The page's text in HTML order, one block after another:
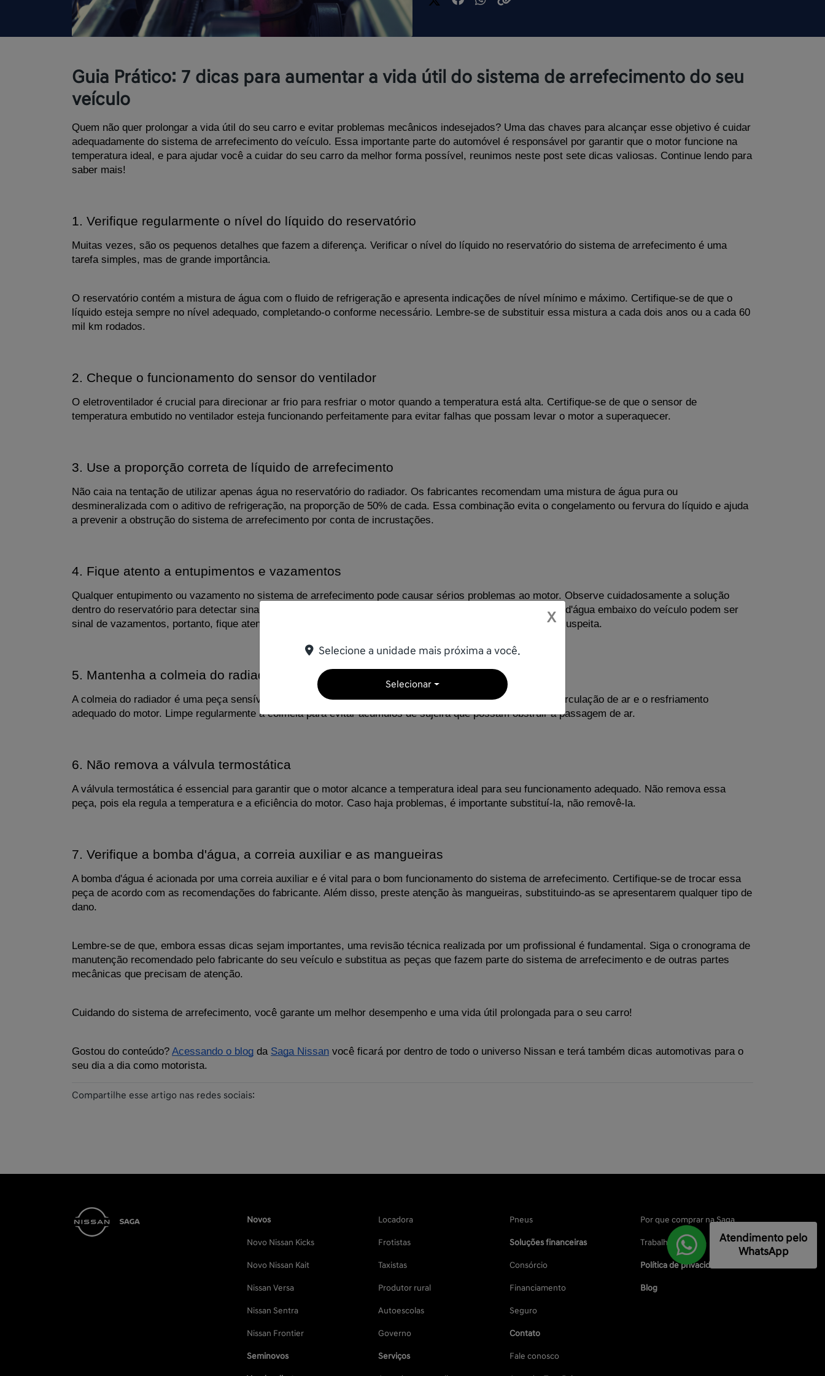
Guia Prático: 7 dicas para aumentar a vida útil do sistema de arrefecimento do seu
veículo
Quem não quer prolongar a vida útil do seu carro e evitar problemas mecânicos indesejados? Uma das chaves para alcançar esse objetivo é cuidar
adequadamente do sistema de arrefecimento do veículo. Essa importante parte do automóvel é responsável por garantir que o motor funcione na
temperatura ideal, e para ajudar você a cuidar do seu carro da melhor forma possível, reunimos neste post sete dicas valiosas. Continue lendo para
saber mais!
1. Verifique regularmente o nível do líquido do reservatório
Muitas vezes, são os pequenos detalhes que fazem a diferença. Verificar o nível do líquido no reservatório do sistema de arrefecimento é uma
tarefa simples, mas de grande importância.
O reservatório contém a mistura de água com o fluido de refrigeração e apresenta indicações de nível mínimo e máximo. Certifique-se de que o
líquido esteja sempre no nível adequado, completando-o conforme necessário. Lembre-se de substituir essa mistura a cada dois anos ou a cada 60
mil km rodados.
2. Cheque o funcionamento do sensor do ventilador
O eletroventilador é crucial para direcionar ar frio para resfriar o motor quando a temperatura está alta. Certifique-se de que o sensor de
temperatura embutido no ventilador esteja funcionando perfeitamente para evitar falhas que possam levar o motor a superaquecer.
3. Use a proporção correta de líquido de arrefecimento
Não caia na tentação de utilizar apenas água no reservatório do radiador. Os fabricantes recomendam uma mistura de água pura ou
desmineralizada com o aditivo de refrigeração, na proporção de 50% de cada. Essa combinação evita o congelamento ou fervura do líquido e ajuda
a prevenir a obstrução do sistema de arrefecimento por conta de incrustações.
4. Fique atento a entupimentos e vazamentos
Qualquer entupimento ou vazamento no sistema de arrefecimento pode causar sérios problemas ao motor. Observe cuidadosamente a solução
dentro do reservatório para detectar sinais de ferrugem, o que pode indicar possíveis entupimentos. Poças d'água embaixo do veículo podem ser
sinal de vazamentos, portanto, fique atento e procure um profissional para verificar o sistema em caso de suspeita.
5. Mantenha a colmeia do radiador limpa
A colmeia do radiador é uma peça sensível que pode ser facilmente amassada ou suja, o que prejudica a circulação de ar e o resfriamento
adequado do motor. Limpe regularmente a colmeia para evitar acúmulos de sujeira que possam obstruir a passagem de ar.
6. Não remova a válvula termostática
A válvula termostática é essencial para garantir que o motor alcance a temperatura ideal para seu funcionamento adequado. Não remova essa
peça, pois ela regula a temperatura e a eficiência do motor. Caso haja problemas, é importante substituí-la, não removê-la.
7. Verifique a bomba d'água, a correia auxiliar e as mangueiras
A bomba d'água é acionada por uma correia auxiliar e é vital para o bom funcionamento do sistema de arrefecimento. Certifique-se de trocar essa
peça de acordo com as recomendações do fabricante. Além disso, preste atenção às mangueiras, substituindo-as se apresentarem qualquer tipo de
dano.
Lembre-se de que, embora essas dicas sejam importantes, uma revisão técnica realizada por um profissional é fundamental. Siga o cronograma de
manutenção recomendado pelo fabricante do seu veículo e substitua as peças que fazem parte do sistema de arrefecimento e de outras partes
mecânicas que precisam de atenção.
Cuidando do sistema de arrefecimento, você garante um melhor desempenho e uma vida útil prolongada para o seu carro!
Gostou do conteúdo? Acessando o blog da Saga Nissan você ficará por dentro de todo o universo Nissan e terá também dicas automotivas para o
seu dia a dia como motorista.
Compartilhe esse artigo nas redes sociais:
Novos
Novo Nissan Kicks
Novo Nissan Kait
Nissan Versa
Nissan Sentra
Nissan Frontier
Seminovos
Locadora
Frotistas
Taxistas
Produtor rural
Autoescolas
Governo
Serviços
Pneus
Soluções financeiras
Consórcio
Financiamento
Seguro
Contato
Fale conosco
Por que comprar na Saga
Trabalhe conosco
Política de privacidade
Blog
Atendimento pelo
WhatsApp
X
Selecione a unidade mais próxima a você.
Selecionar